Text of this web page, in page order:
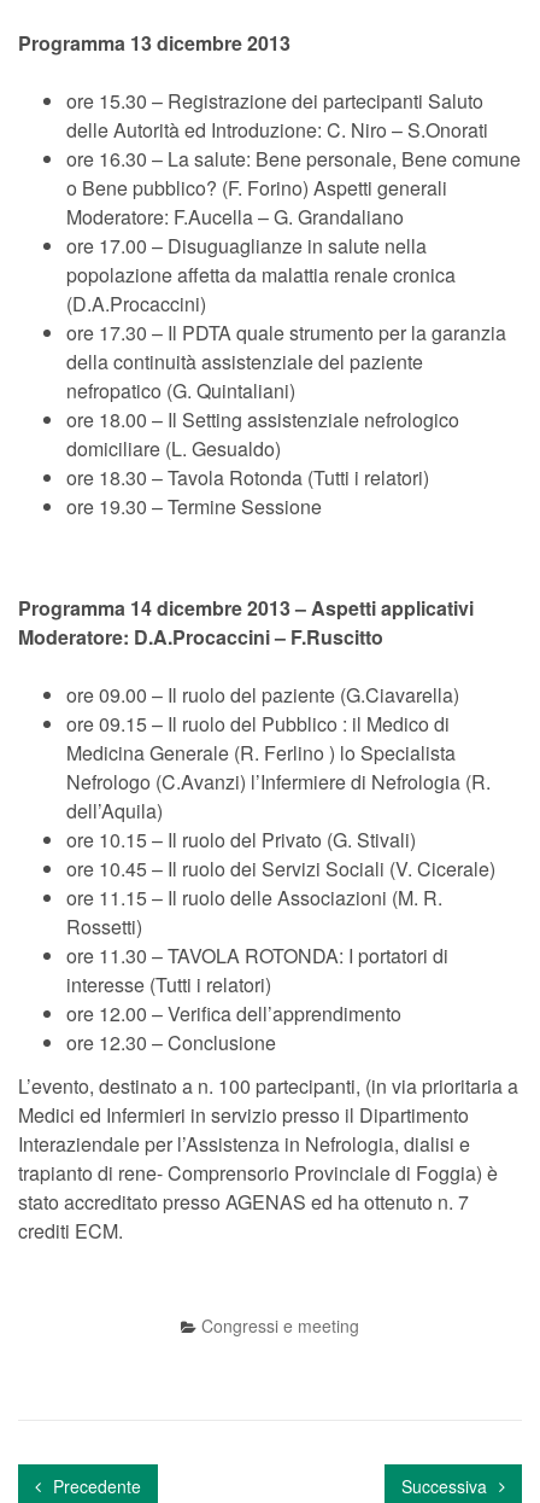
Programma 13 dicembre 2013
ore 15.30 – Registrazione dei partecipanti Saluto
delle Autorità ed Introduzione: C. Niro – S.Onorati
ore 16.30 – La salute: Bene personale, Bene comune
o Bene pubblico? (F. Forino) Aspetti generali
Moderatore: F.Aucella – G. Grandaliano
ore 17.00 – Disuguaglianze in salute nella
popolazione affetta da malattia renale cronica
(D.A.Procaccini)
ore 17.30 – Il PDTA quale strumento per la garanzia
della continuità assistenziale del paziente
nefropatico (G. Quintaliani)
ore 18.00 – Il Setting assistenziale nefrologico
domiciliare (L. Gesualdo)
ore 18.30 – Tavola Rotonda (Tutti i relatori)
ore 19.30 – Termine Sessione
Programma 14 dicembre 2013 –Aspetti applicativi
Moderatore: D.A.Procaccini – F.Ruscitto
ore 09.00 – Il ruolo del paziente (G.Ciavarella)
ore 09.15 – Il ruolo del Pubblico : il Medico di
Medicina Generale (R. Ferlino ) lo Specialista
Nefrologo (C.Avanzi) l’Infermiere di Nefrologia (R.
dell’Aquila)
ore 10.15 – Il ruolo del Privato (G. Stivali)
ore 10.45 – Il ruolo dei Servizi Sociali (V. Cicerale)
ore 11.15 – Il ruolo delle Associazioni (M. R.
Rossetti)
ore 11.30 – TAVOLA ROTONDA: I portatori di
interesse (Tutti i relatori)
ore 12.00 – Verifica dell’apprendimento
ore 12.30 – Conclusione
L’evento, destinato a n. 100 partecipanti, (in via prioritaria a
Medici ed Infermieri in servizio presso il Dipartimento
Interaziendale per l’Assistenza in Nefrologia, dialisi e
trapianto di rene- Comprensorio Provinciale di Foggia) è
stato accreditato presso AGENAS ed ha ottenuto n. 7
crediti ECM.
Congressi e meeting
Precedente Successiva